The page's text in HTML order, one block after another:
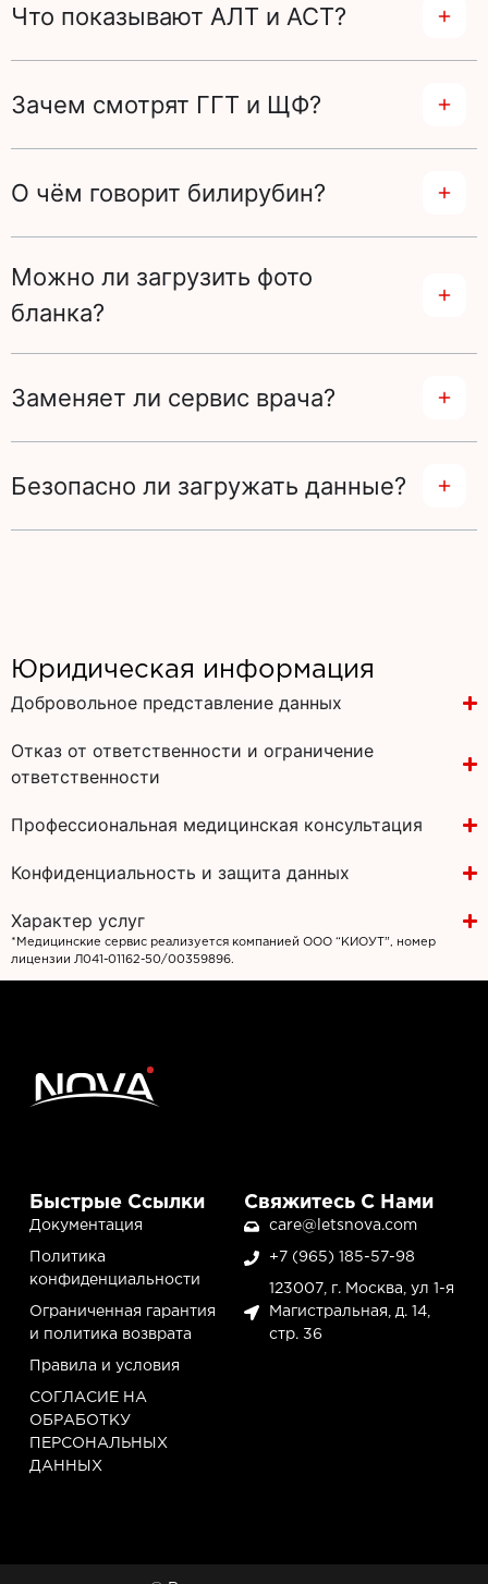
Что показывают АЛТ и АСТ?
Зачем смотрят ГГТ и ЩФ?
О чём говорит билирубин?
Можно ли загрузить фото
бланка?
Заменяет ли сервис врача?
Безопасно ли загружать данные?
Юридическая информация
Добровольное представление данных
Отказ от ответственности и ограничение
ответственности
Профессиональная медицинская консультация
Конфиденциальность и защита данных
Характер услуг
*Медицинские сервис реализуется компанией ООО “КИОУТ”, номер
лицензии Л041-01162-50/00359896.
Быстрые Ссылки
Документация
Политика
конфиденциальности
Ограниченная гарантия
и политика возврата
Правила и условия
СОГЛАСИЕ НА
ОБРАБОТКУ
ПЕРСОНАЛЬНЫХ
ДАННЫХ
Свяжитесь С Нами
care@letsnova.com
+7 (965) 185-57-98
123007, г. Москва, ул 1-я
Магистральная, д. 14,
стр. 36